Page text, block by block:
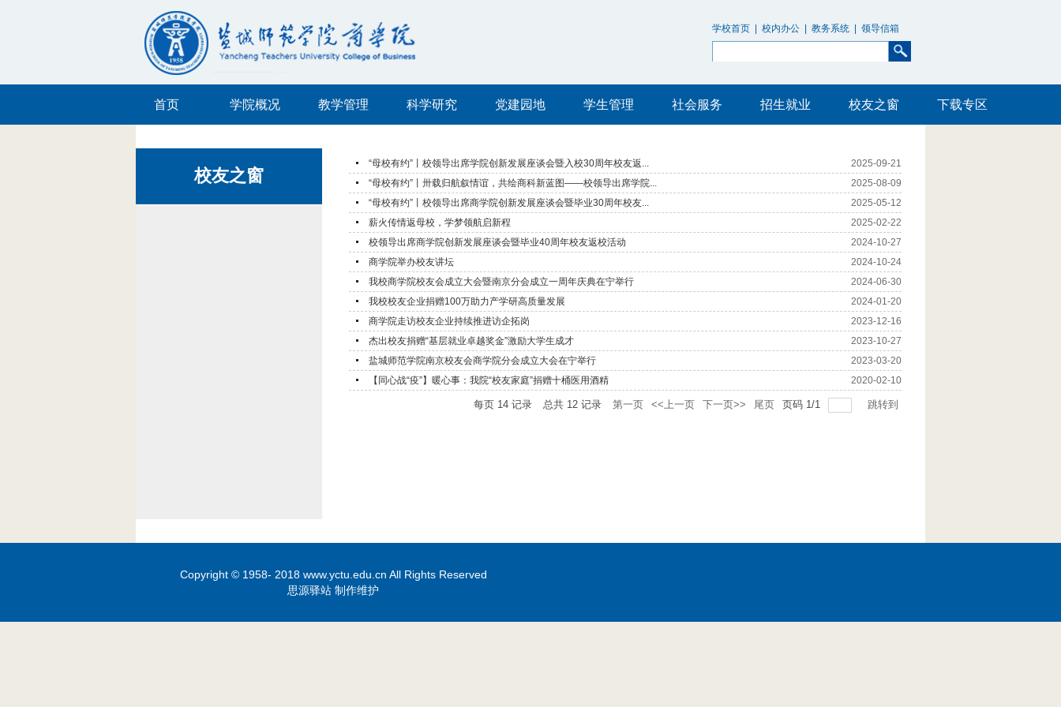
学校首页 校内办公 教务系统 领导信箱
首页 学院概况 教学管理 科学研究 党建园地 学生管理 社会服务 招生就业 校友之窗 下载专区
校友之窗
“母校有约”丨校领导出席学院创新发展座谈会暨入校30周年校友返...
2025-09-21
“母校有约”丨卅载归航叙情谊，共绘商科新蓝图——校领导出席学院...
2025-08-09
“母校有约”丨校领导出席商学院创新发展座谈会暨毕业30周年校友...
2025-05-12
薪火传情返母校，学梦领航启新程
2025-02-22
校领导出席商学院创新发展座谈会暨毕业40周年校友返校活动
2024-10-27
商学院举办校友讲坛
2024-10-24
我校商学院校友会成立大会暨南京分会成立一周年庆典在宁举行
2024-06-30
我校校友企业捐赠100万助力产学研高质量发展
2024-01-20
商学院走访校友企业持续推进访企拓岗
2023-12-16
杰出校友捐赠“基层就业卓越奖金”激励大学生成才
2023-10-27
盐城师范学院南京校友会商学院分会成立大会在宁举行
2023-03-20
【同心战“疫”】暖心事：我院“校友家庭”捐赠十桶医用酒精
2020-02-10
每页 14 记录 总共 12 记录 第一页 <<上一页 下一页>> 尾页 页码 1/1 跳转到
Copyright © 1958- 2018 www.yctu.edu.cn All Rights Reserved
思源驿站 制作维护